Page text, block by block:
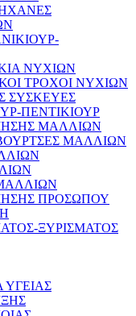
ΝΥΧΙΩΝ
ΤΡΟΧΟΙ ΝΥΧΙΩΝ
ΣΥΣΚΕΥΕΣ
ΠΕΝΤΙΚΙΟΥΡ
ΜΑΛΛΙΩΝ
ΜΑΛΛΙΩΝ
ΠΡΟΣΩΠΟΥ
ΞΥΡΙΣΜΑΤΟΣ
ΥΓΕΙΑΣ